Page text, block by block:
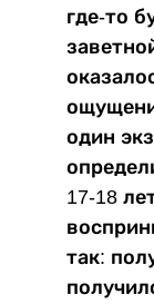
где-то
один
17-18
так: